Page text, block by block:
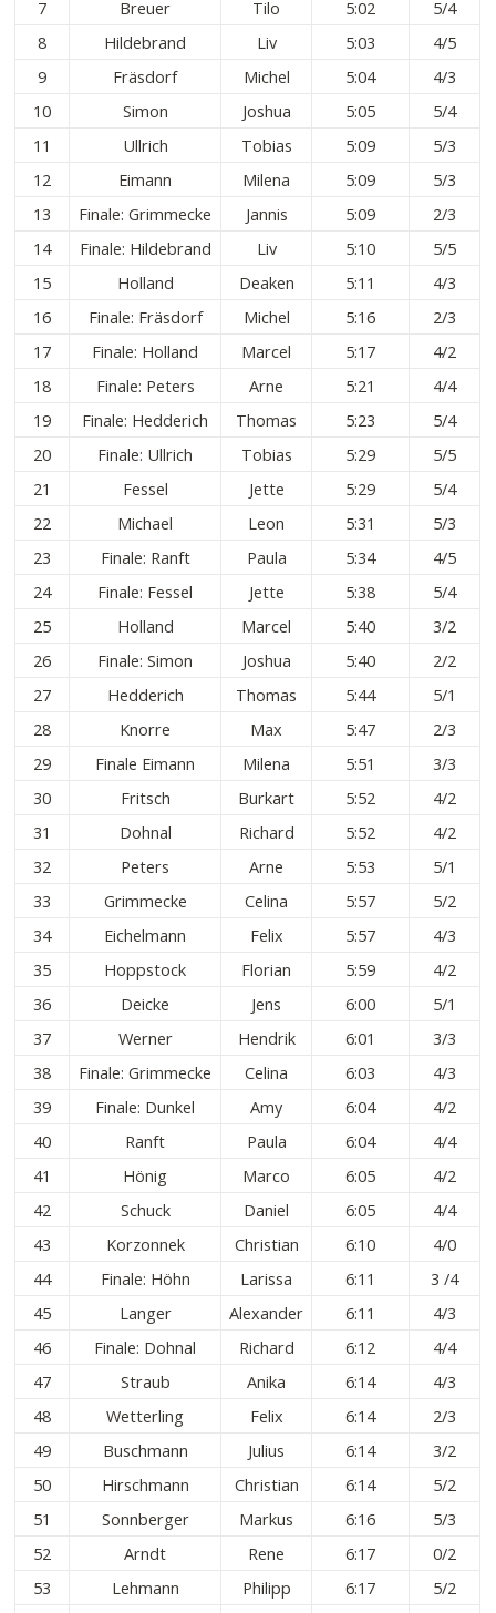
7
Breuer Tilo 5:02
5/4
8
Hildebrand Liv 5:03
4/5
9
Fräsdorf Michel 5:04
4/3
10
Simon Joshua 5:05
5/4
11
Ullrich Tobias 5:09
5/3
12
Eimann Milena 5:09
5/3
13
Finale: Grimmecke Jannis 5:09
2/3
14
Finale: Hildebrand Liv 5:10
5/5
15
Holland Deaken 5:11
4/3
16
Finale: Fräsdorf Michel 5:16
2/3
17
Finale: Holland Marcel 5:17
4/2
18
Finale: Peters Arne 5:21
4/4
19
Finale: Hedderich Thomas 5:23
5/4
20
Finale: Ullrich Tobias 5:29
5/5
21
Fessel Jette 5:29
5/4
22
Michael Leon 5:31
5/3
23
Finale: Ranft Paula 5:34
4/5
24
Finale: Fessel Jette 5:38
5/4
25
Holland Marcel 5:40
3/2
26
Finale: Simon Joshua 5:40
2/2
27
Hedderich Thomas 5:44
5/1
28
Knorre Max 5:47
2/3
29
Finale Eimann Milena 5:51
3/3
30
Fritsch Burkart 5:52
4/2
31
Dohnal Richard 5:52
4/2
32
Peters Arne 5:53
5/1
33
Grimmecke Celina 5:57
5/2
34
Eichelmann Felix 5:57
4/3
35
Hoppstock Florian 5:59
4/2
36
Deicke Jens 6:00
5/1
37
Werner Hendrik 6:01
3/3
38
Finale: Grimmecke Celina 6:03
4/3
39
Finale: Dunkel Amy 6:04
4/2
40
Ranft Paula 6:04
4/4
41
Hönig Marco 6:05
4/2
42
Schuck Daniel 6:05
4/4
43
Korzonnek Christian 6:10
4/0
44
Finale: Höhn Larissa 6:11
3 /4
45
Langer Alexander 6:11
4/3
46
Finale: Dohnal Richard 6:12
4/4
47
Straub Anika 6:14
4/3
48
Wetterling Felix 6:14
2/3
49
Buschmann Julius 6:14
3/2
50
Hirschmann Christian 6:14
5/2
51
Sonnberger Markus 6:16
5/3
52
Arndt Rene 6:17
0/2
53
Lehmann Philipp 6:17
5/2